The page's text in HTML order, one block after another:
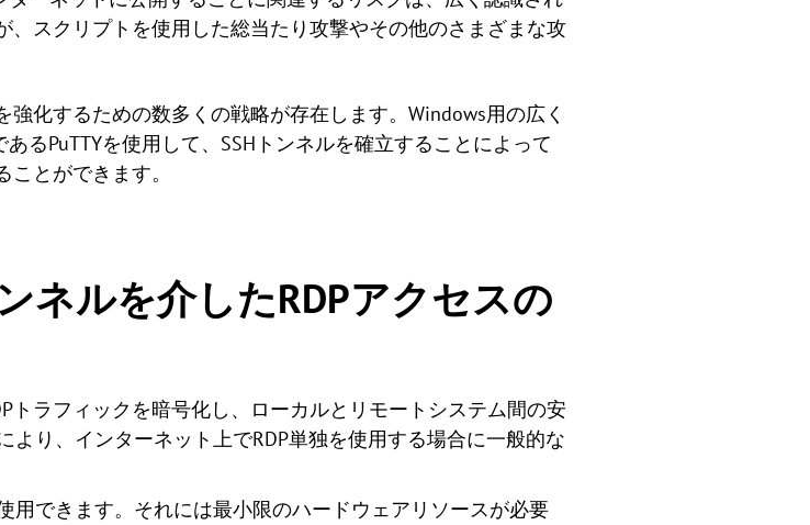
スクリプトを使用した総当たり攻撃やその他のさまざまな攻
化するための数多くの戦略が存在します。Windows用の広く
るPuTTYを使用して、SSHトンネルを確立することによって
とができます。
ネルを介したRDPアクセスの
トラフィックを暗号化し、ローカルとリモートシステム間の安
り、インターネット上でRDP単独を使用する場合に一般的な
用できます。それには最小限のハードウェアリソースが必要